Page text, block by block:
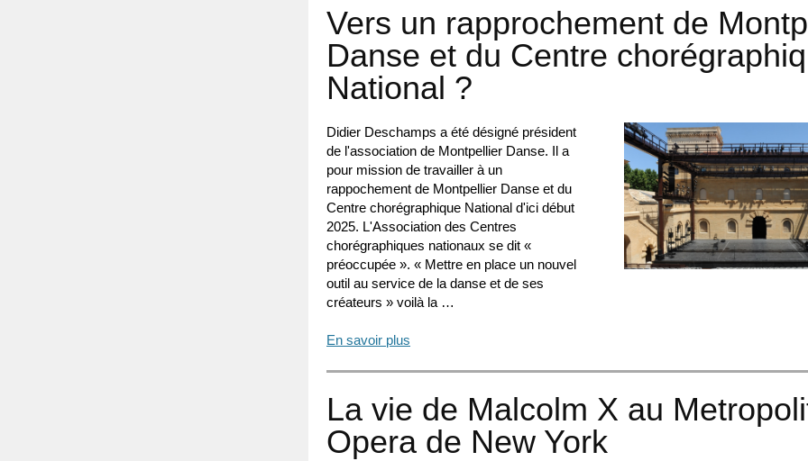
Vers un rapprochement de
Danse et du Centre
National ?
Didier Deschamps a été désigné président
de l'association de Montpellier Danse. Il a
pour mission de travailler à un
rappochement de Montpellier Danse et du
Centre chorégraphique National d'ici début
2025. L'Association des Centres
chorégraphiques nationaux se dit «
préoccupée ». « Mettre en place un nouvel
outil au service de la danse et de ses
créateurs » voilà la …
En savoir plus
La vie de Malcolm X au
Opera de New York